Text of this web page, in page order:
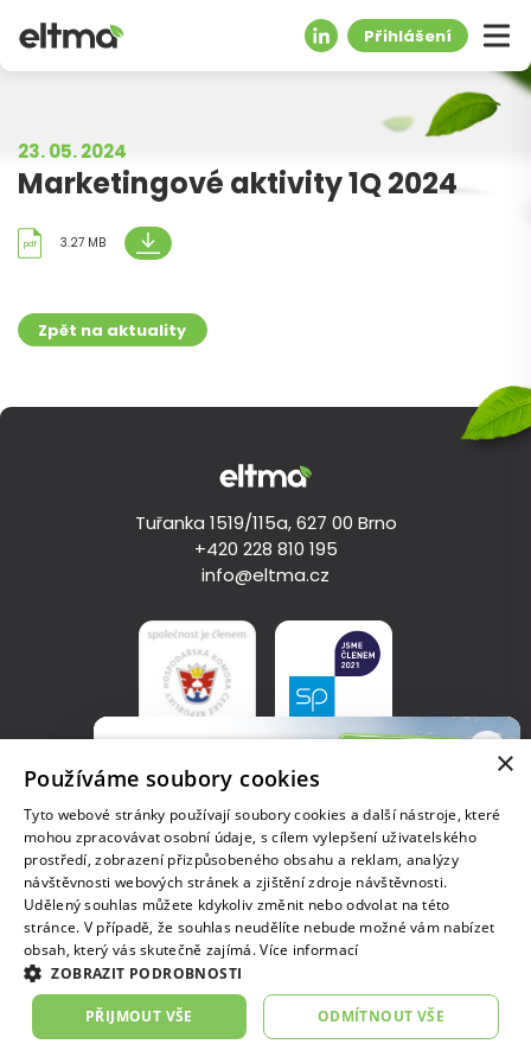
Přihlášení
23. 05. 2024
Marketingové aktivity 1Q 2024
pdf 3.27 MB
Zpět na aktuality
Tuřanka 1519/115a, 627 00 Brno
+420 228 810 195
info@eltma.cz
Zásady zpracování osobních údajů
Copyright © 2023, ELT Management Company Czech Republic
s.r.o.
IČO: 04684010, Tuřanka 1519/115a, 627 00 Brno, zapsaná v
obchodním rejstříku vedeném u Krajského soudu v Brně, sp.zn.
C 91423
Celostátní soutěž
Pneu na cestě za lepším
Přihlaste svůj projekt o správném nakládání
s pneumatikami a vyhrajte až 30 tisíc!
Prohlédnout
×
Používáme soubory cookies
Tyto webové stránky používají soubory cookies a další nástroje, které
mohou zpracovávat osobní údaje, s cílem vylepšení uživatelského
prostředí, zobrazení přizpůsobeného obsahu a reklam, analýzy
návštěvnosti webových stránek a zjištění zdroje návštěvnosti.
Udělený souhlas můžete kdykoliv změnit nebo odvolat na této
stránce. V případě, že souhlas neudělíte nebude možné vám nabízet
obsah, který vás skutečně zajímá.Více informací
ZOBRAZIT PODROBNOSTI
PŘIJMOUT VŠE ODMÍTNOUT VŠE